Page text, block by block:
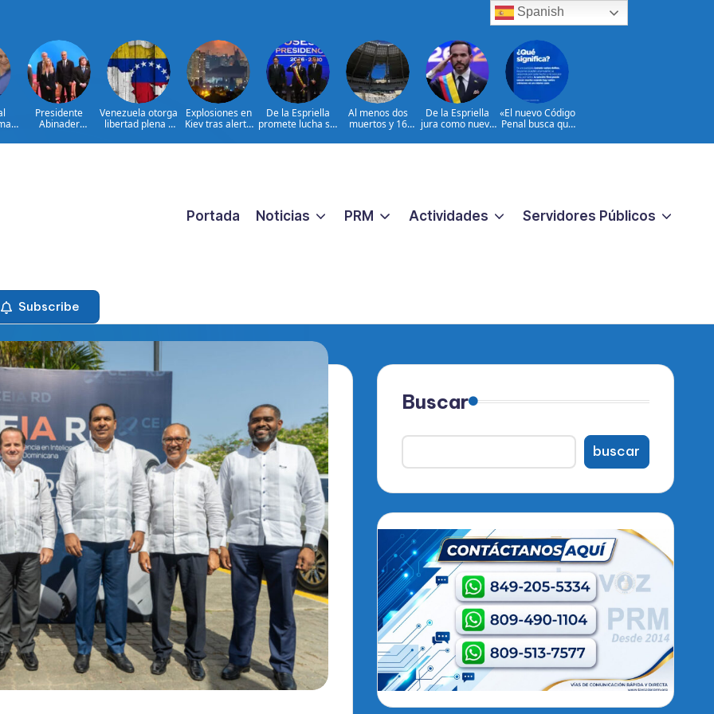
Presidente
Abinader
en Colombia y
Venezuela otorga
libertad plena a
Lourdes Afiuni
Explosiones en
Kiev tras alerta
balísticos
De la Espriella
promete lucha sin
narcoterrorismo
Al menos dos
muertos y 16
ataques rusos a
De la Espriella
jura como nuevo
Colombia
«El nuevo Código
Penal busca que
extremos no
Portada Noticias PRM Actividades Servidores Públicos
Subscribe
Buscar
buscar
Spanish